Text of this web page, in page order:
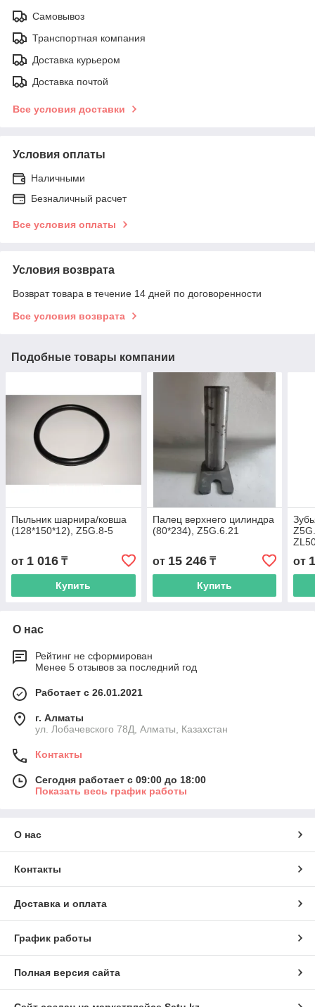
Самовывоз
Транспортная компания
Доставка курьером
Доставка почтой
Все условия доставки
Условия оплаты
Наличными
Безналичный расчет
Все условия оплаты
Условия возврата
Возврат товара в течение 14 дней по договоренности
Все условия возврата
Подобные товары компании
Пыльник шарнира/ковша
(128*150*12), Z5G.8-5
от 1 016 ₸
Купить
Палец верхнего цилиндра
(80*234), Z5G.6.21
от 15 246₸
Купить
от
О нас
Рейтинг не сформирован
Менее 5 отзывов за последний год
Работает с 26.01.2021
г. Алматы
ул. Лобачевского 78Д, Алматы, Казахстан
Контакты
Сегодня работает с 09:00 до 18:00
Показать весь график работы
О нас
Контакты
Доставка и оплата
График работы
Полная версия сайта